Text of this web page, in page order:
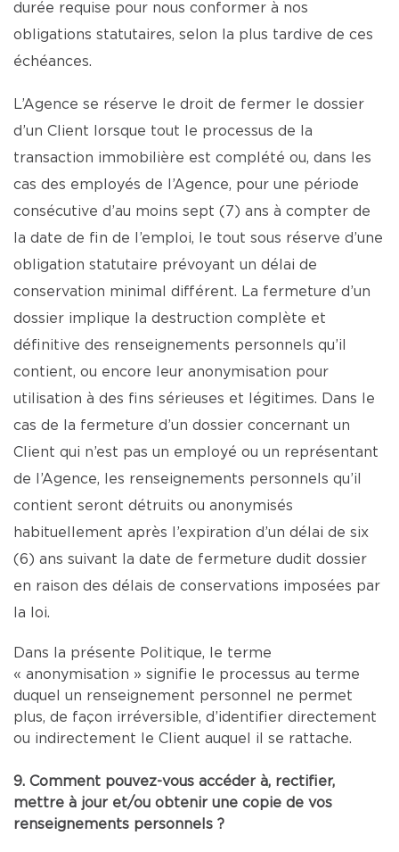
durée requise pour nous conformer à nos
obligations statutaires, selon la plus tardive de ces
échéances.
L’Agence se réserve le droit de fermer le dossier
d’un Client lorsque tout le processus de la
transaction immobilière est complété ou, dans les
cas des employés de l’Agence, pour une période
consécutive d’au moins sept (7) ans à compter de
la date de fin de l’emploi, le tout sous réserve d’une
obligation statutaire prévoyant un délai de
conservation minimal différent. La fermeture d’un
dossier implique la destruction complète et
définitive des renseignements personnels qu’il
contient, ou encore leur anonymisation pour
utilisation à des fins sérieuses et légitimes. Dans le
cas de la fermeture d’un dossier concernant un
Client qui n’est pas un employé ou un représentant
de l’Agence, les renseignements personnels qu’il
contient seront détruits ou anonymisés
habituellement après l’expiration d’un délai de six
(6) ans suivant la date de fermeture dudit dossier
en raison des délais de conservations imposées par
la loi.
Dans la présente Politique, le terme
« anonymisation » signifie le processus au terme
duquel un renseignement personnel ne permet
plus, de façon irréversible, d’identifier directement
ou indirectement le Client auquel il se rattache.
9. Comment pouvez-vous accéder à, rectifier,
mettre à jour et/ou obtenir une copie de vos
renseignements personnels ?